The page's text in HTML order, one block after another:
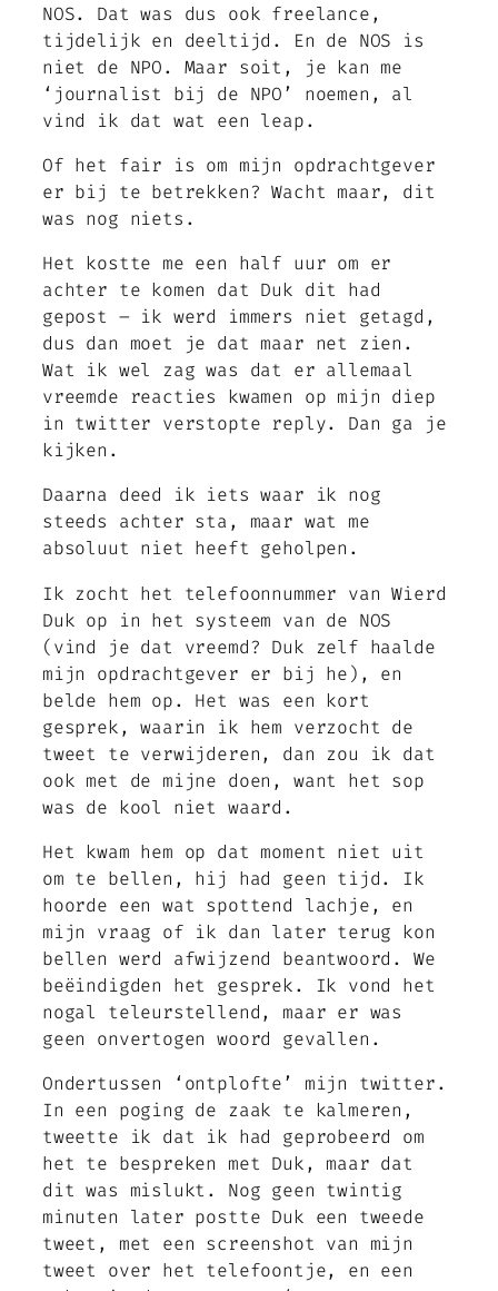
NOS. Dat was dus ook freelance,
tijdelijk en deeltijd. En de NOS is
niet de NPO. Maar soit, je kan me
‘journalist bij de NPO’ noemen, al
vind ik dat wat een leap.
Of het fair is om mijn opdrachtgever
er bij te betrekken? Wacht maar, dit
was nog niets.
Het kostte me een half uur om er
achter te komen dat Duk dit had
gepost – ik werd immers niet getagd,
dus dan moet je dat maar net zien.
Wat ik wel zag was dat er allemaal
vreemde reacties kwamen op mijn diep
in twitter verstopte reply. Dan ga je
kijken.
Daarna deed ik iets waar ik nog
steeds achter sta, maar wat me
absoluut niet heeft geholpen.
Ik zocht het telefoonnummer van Wierd
Duk op in het systeem van de NOS
(vind je dat vreemd? Duk zelf haalde
mijn opdrachtgever er bij he), en
belde hem op. Het was een kort
gesprek, waarin ik hem verzocht de
tweet te verwijderen, dan zou ik dat
ook met de mijne doen, want het sop
was de kool niet waard.
Het kwam hem op dat moment niet uit
om te bellen, hij had geen tijd. Ik
hoorde een wat spottend lachje, en
mijn vraag of ik dan later terug kon
bellen werd afwijzend beantwoord. We
beëindigden het gesprek. Ik vond het
nogal teleurstellend, maar er was
geen onvertogen woord gevallen.
Ondertussen ‘ontplofte’ mijn twitter.
In een poging de zaak te kalmeren,
tweette ik dat ik had geprobeerd om
het te bespreken met Duk, maar dat
dit was mislukt. Nog geen twintig
minuten later postte Duk een tweede
tweet, met een screenshot van mijn
tweet over het telefoontje, en een